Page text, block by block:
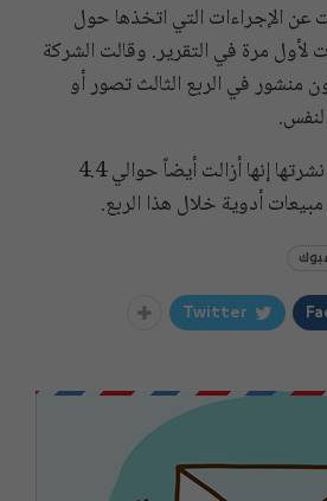
عن الإجراءات التي اتخذها حول
لأول مرة في التقرير. وقالت الشركة
حوالي 2.5 مليون منشور في الربع الثالث تصور أو
وقالت الشركة في مدونة نشرتها إنها أزالت أيضاً حوالي 4.4
أدوية خلال هذا الربع.
Twitter